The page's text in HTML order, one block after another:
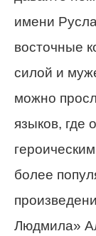
имени
восточные
силой и
можно
языков, где
более
Людмила»